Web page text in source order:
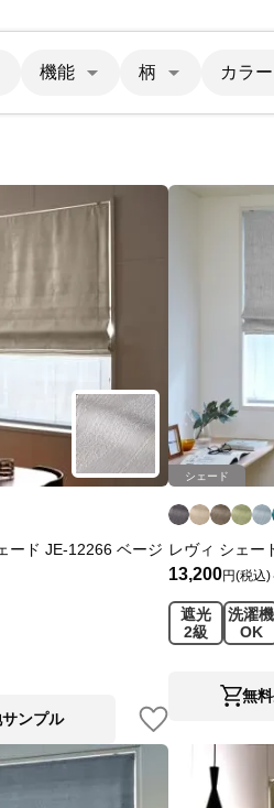
機能 柄 カラー
ード JE-12266 ベージ
ンプル
シェード
レヴィ シェー
13,200円(税込)
遮光
2級
洗濯機
OK
無